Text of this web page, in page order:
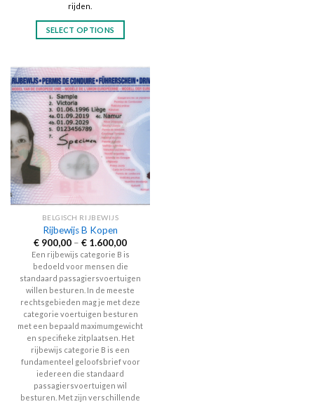
rijden.
SELECT OPTIONS
has
multiple
variants.
The
options
may
be
chosen
the
product
page
BELGISCH RIJBEWIJS
Rijbewijs B Kopen
€ 900,00 – € 1.600,00Price
range:
€ 900,00
through
€ 1.600,00
Een rijbewijs categorie B is
bedoeld voor mensen die
standaard passagiersvoertuigen
willen besturen. In de meeste
rechtsgebieden mag je met deze
categorie voertuigen besturen
met een bepaald maximumgewicht
en specifieke zitplaatsen. Het
rijbewijs categorie B is een
fundamenteel geloofsbrief voor
iedereen die standaard
passagiersvoertuigen wil
besturen. Met zijn verschillende